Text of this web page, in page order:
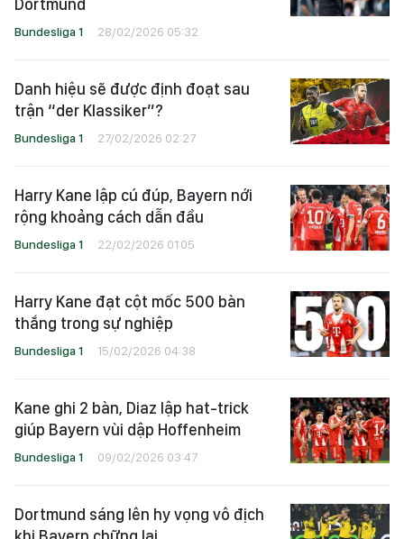
Dortmund
Bundesliga 1 28/02/2026 05:32
Danh hiệu sẽ được định đoạt sau
trận “der Klassiker”?
Bundesliga 1 27/02/2026 02:27
Harry Kane lập cú đúp, Bayern nới
rộng khoảng cách dẫn đầu
Bundesliga 1 22/02/2026 01:05
Harry Kane đạt cột mốc 500 bàn
thắng trong sự nghiệp
Bundesliga 1 15/02/2026 04:38
Kane ghi 2 bàn, Diaz lập hat-trick
giúp Bayern vùi dập Hoffenheim
Bundesliga 1 09/02/2026 03:47
Dortmund sáng lên hy vọng vô địch